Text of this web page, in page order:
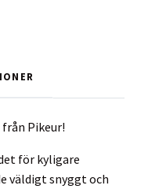
Pikeur!
för kyligare
väldigt snyggt och